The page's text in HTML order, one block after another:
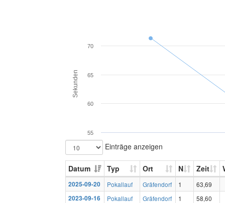
Sekunden
55
60
65
70
Einträge anzeigen
Datum Typ Ort N Zeit
2025-09-20 Pokallauf Gräfendorf 1
63,69
2023-09-16
Pokallauf Gräfendorf 1
58,60